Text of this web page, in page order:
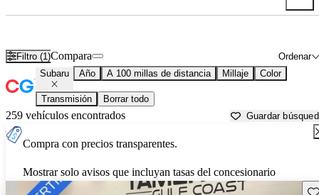
Filtro (1) Ordenar
Compara
Subaru Año A 100 millas de distancia Millaje Color
Transmisión Borrar todo
259 vehículos encontrados Guardar
Compra con precios transparentes.
Mostrar solo avisos que incluyan tasas del concesionario